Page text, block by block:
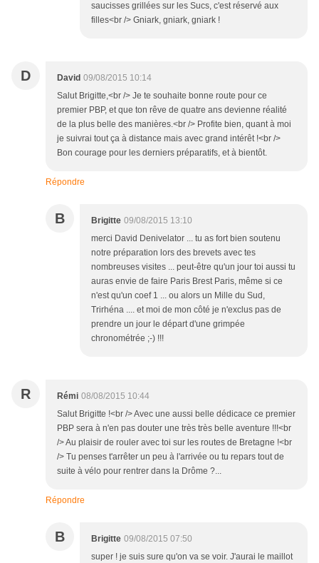
saucisses grillées sur les Sucs, c'est réservé aux
filles<br /> Gniark, gniark, gniark !
D David 09/08/2015 10:14
Salut Brigitte,<br /> Je te souhaite bonne route pour ce
premier PBP, et que ton rêve de quatre ans devienne réalité
de la plus belle des manières.<br /> Profite bien, quant à moi
je suivrai tout ça à distance mais avec grand intérêt !<br />
Bon courage pour les derniers préparatifs, et à bientôt.
Répondre
B Brigitte 09/08/2015 13:10
merci David Denivelator ... tu as fort bien soutenu
notre préparation lors des brevets avec tes
nombreuses visites ... peut-être qu'un jour toi aussi tu
auras envie de faire Paris Brest Paris, même si ce
n'est qu'un coef 1 ... ou alors un Mille du Sud,
Trirhéna .... et moi de mon côté je n'exclus pas de
prendre un jour le départ d'une grimpée
chronométrée ;-) !!!
R Rémi 08/08/2015 10:44
Salut Brigitte !<br /> Avec une aussi belle dédicace ce premier
PBP sera à n'en pas douter une très très belle aventure !!!<br
/> Au plaisir de rouler avec toi sur les routes de Bretagne !<br
/> Tu penses t'arrêter un peu à l'arrivée ou tu repars tout de
suite à vélo pour rentrer dans la Drôme ?...
Répondre
B Brigitte 09/08/2015 07:50
super ! je suis sure qu'on va se voir. J'aurai le maillot